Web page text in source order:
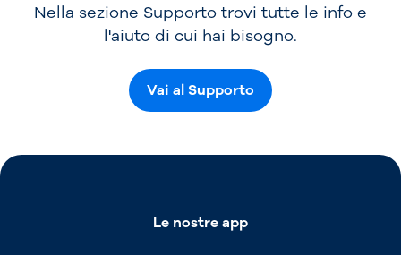
Nella sezione Supporto trovi tutte le info e
l'aiuto di cui hai bisogno.
Vai al Supporto
Le nostre app